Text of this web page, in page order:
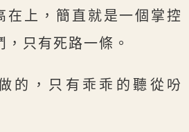
在上，簡直就是一個掌控
只有死路一條。
的，只有乖乖的聽從吩